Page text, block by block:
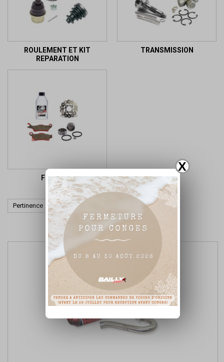
X
ROULEMENT ET KIT
REPARATION
TRANSMISSION
FREINAGE
Pertinence
Affichage 1-1 de 1 article(s)